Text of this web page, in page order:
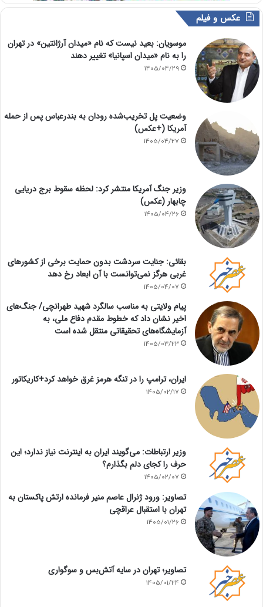
عکس و فیلم
موسویان: بعید نیست که نام «میدان آرژانتین» در تهران
را به نام «میدان اسپانیا» تغییر دهند
1405/04/29
وضعیت پل تخریب‌شده رودان به بندرعباس پس از حمله
آمریکا (+عکس)
1405/04/27
وزیر جنگ آمریکا منتشر کرد: لحظه سقوط برج دریایی
چابهار (عکس)
1405/04/26
بقائی: جنایت سردشت بدون حمایت برخی از کشورهای
غربی هرگز نمی‌توانست با آن ابعاد رخ دهد
1405/04/07
پیام ولایتی به مناسب سالگرد شهید طهرانچی/ جنگ‌های
اخیر نشان داد که خطوط مقدم دفاع ملی، به
آزمایشگاه‌های تحقیقاتی منتقل شده است
1405/03/23
ایران، ترامپ را در تنگه هرمز غرق خواهد کرد+کاریکاتور
1405/02/17
وزیر ارتباطات: می‌گویند ایران به اینترنت نیاز ندارد؛ این
حرف را کجای دلم بگذارم؟
1405/02/07
تصاویر: ورود ژنرال عاصم منیر فرمانده ارتش پاکستان به
تهران با استقبال عراقچی
1405/01/26
تصاویر؛ تهران در سایه آتش‌بس و سوگواری
1405/01/24